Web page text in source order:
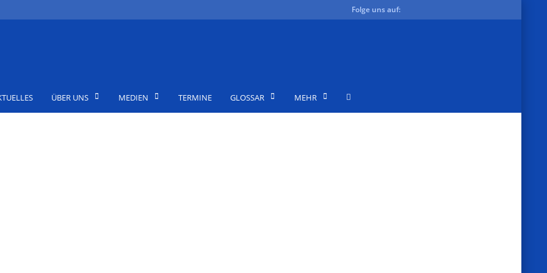
Folge uns auf:
ÜBER UNS MEDIEN TERMINE GLOSSAR MEHR